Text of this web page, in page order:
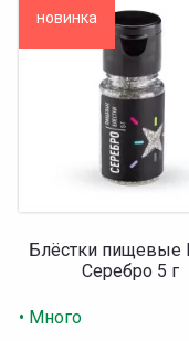
новинка
Блёстки пищевые
Серебро 5 г
• Много